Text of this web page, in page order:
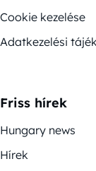
Cookie kezelése
Adatkezelési
Friss hírek
Hungary news
Hírek